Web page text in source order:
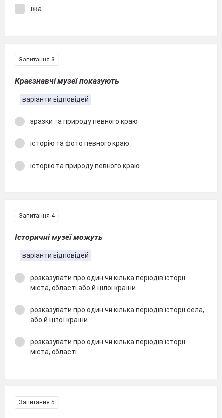
їжа
Запитання 3
Краєзнавчі музеї показують
варіанти відповідей
зразки та природу певного краю
історію та фото певного краю
історію та природу певного краю
Запитання 4
Історичні музеї можуть
варіанти відповідей
розказувати про один чи кілька періодів історії
міста, області або й цілої країни
розказувати про один чи кілька періодів історії села,
або й цілої країни
розказувати про один чи кілька періодів історії
міста, області
Запитання 5